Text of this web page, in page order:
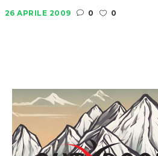
26 APRILE 2009 0 0